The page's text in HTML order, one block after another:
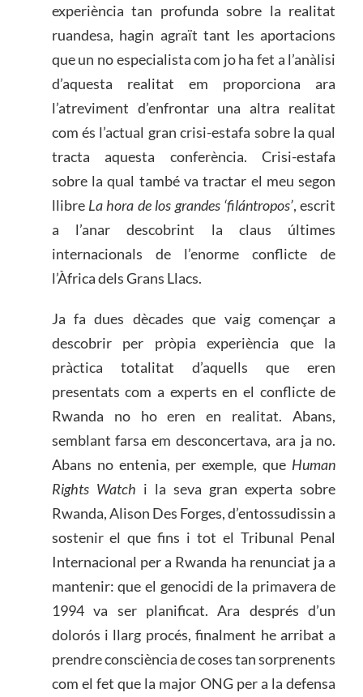
experiència tan profunda sobre la realitat
ruandesa, hagin agraït tant les aportacions
que un no especialista com jo ha fet a l’anàlisi
d’aquesta realitat em proporciona ara
l’atreviment d’enfrontar una altra realitat
com és l’actual gran crisi-estafa sobre la qual
tracta aquesta conferència. Crisi-estafa
sobre la qual també va tractar el meu segon
llibre La hora de los grandes ‘filántropos’, escrit
a l’anar descobrint la claus últimes
internacionals de l’enorme conflicte de
l’Àfrica dels Grans Llacs.
Ja fa dues dècades que vaig començar a
descobrir per pròpia experiència que la
pràctica totalitat d’aquells que eren
presentats com a experts en el conflicte de
Rwanda no ho eren en realitat. Abans,
semblant farsa em desconcertava, ara ja no.
Abans no entenia, per exemple, que Human
Rights Watch i la seva gran experta sobre
Rwanda, Alison Des Forges, d’entossudissin a
sostenir el que fins i tot el Tribunal Penal
Internacional per a Rwanda ha renunciat ja a
mantenir: que el genocidi de la primavera de
1994 va ser planificat. Ara després d’un
dolorós i llarg procés, finalment he arribat a
prendre consciència de coses tan sorprenents
com el fet que la major ONG per a la defensa